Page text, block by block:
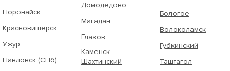
Поронайск
Красновишерск
Ужур
Павловск (СПб)
Домодедово
Магадан
Глазов
Каменск-
Шахтинский
Бологое
Волоколамск
Губкинский
Таштагол